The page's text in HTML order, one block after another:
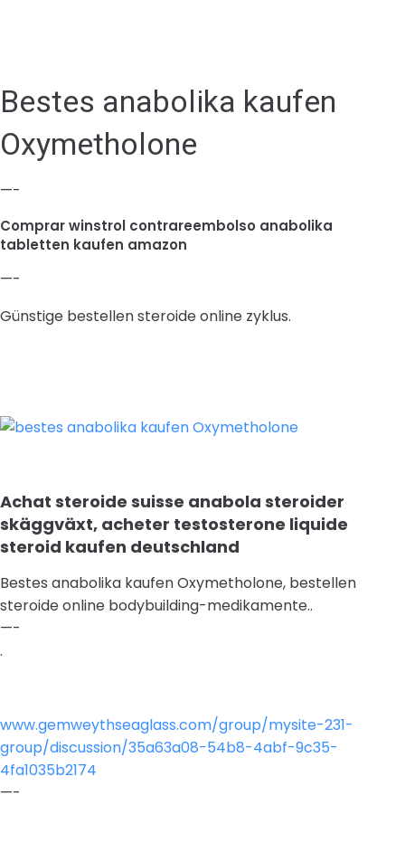
Bestes anabolika kaufen
Oxymetholone
—-
Comprar winstrol contrareembolso anabolika
tabletten kaufen amazon
—-
Günstige bestellen steroide online zyklus.
Achat steroide suisse anabola steroider
skäggväxt, acheter testosterone liquide
steroid kaufen deutschland
Bestes anabolika kaufen Oxymetholone, bestellen
steroide online bodybuilding-medikamente..
—-
.
www.gemweythseaglass.com/group/mysite-231-
group/discussion/35a63a08-54b8-4abf-9c35-
4fa1035b2174
—-